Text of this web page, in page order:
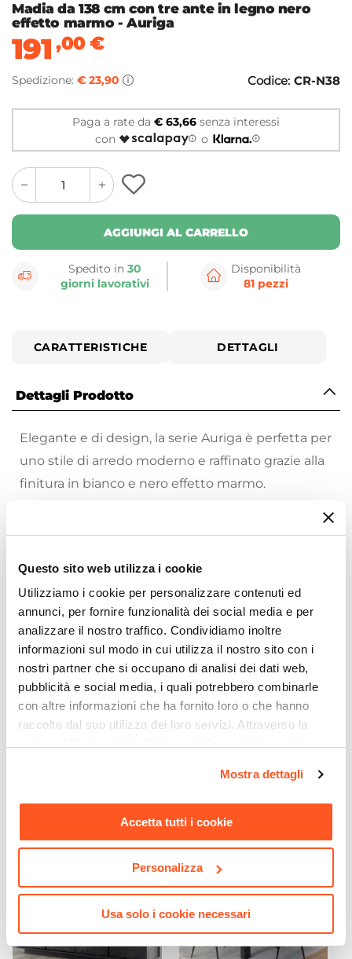
Questo sito web utilizza i cookie
Utilizziamo i cookie per personalizzare contenuti ed
annunci, per fornire funzionalità dei social media e per
analizzare il nostro traffico. Condividiamo inoltre
informazioni sul modo in cui utilizza il nostro sito con i
nostri partner che si occupano di analisi dei dati web,
pubblicità e social media, i quali potrebbero combinarle
con altre informazioni che ha fornito loro o che hanno
raccolto dal suo utilizzo dei loro servizi. Attraverso la
momento. Per maggiori informazioni si invita a leggere la
Mostra dettagli
Accetta tutti i cookie
Personalizza
Usa solo i cookie necessari
Madia da 138 cm con tre ante in legno nero
effetto marmo - Auriga
191,00€
Spedizione: € 23,90 Codice: CR-N38
Paga a rate da € 63,66 senza interessi
con
o
quantity
button
quantity
minus
button
AGGIUNGI AL CARRELLO
Spedito in 30
giorni lavorativi
Disponibilità
81 pezzi
CARATTERISTICHE DETTAGLI
Dettagli Prodotto
Elegante e di design, la serie Auriga è perfetta per
uno stile di arredo moderno e raffinato grazie alla
finitura in bianco e nero effetto marmo.
renderanno il tuo soggiorno un luogo perfetto
Esprimi la tua personalità con elementi d’arredo
mirati, scegli la finitura che fa per te.
Riepilogo Caratteristiche
Caratteristiche
Tipologia
Altezza
Profondità
Nero